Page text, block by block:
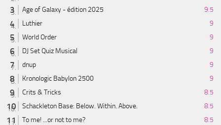
Age of Galaxy - édition 2025
9.5
Luthier
9
World Order
9
DJ Set Quiz Musical
9
dnup
9
Kronologic Babylon 2500
9
Crits & Tricks
8.5
Schackleton Base: Below. Within. Above.
8.5
To me! ...or not to me?
8.5